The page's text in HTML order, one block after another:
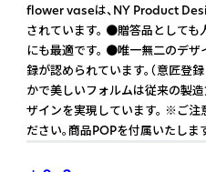
flower vaseは、NY Product
されています。 ●贈答品としても
にも最適です。 ●唯一無二のデ
録が認められています。（意匠
かで美しいフォルムは従来の製
ザインを実現しています。 ※ご注
ださい。商品POPを付属いたします